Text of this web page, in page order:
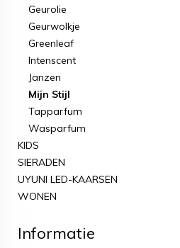
Geurolie
Geurwolkje
Greenleaf
Intenscent
Janzen
Mijn Stijl
Tapparfum
Wasparfum
KIDS
SIERADEN
UYUNI LED-KAARSEN
WONEN
Informatie